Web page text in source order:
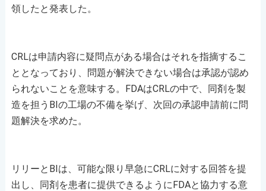
領したと発表した。
CRLは申請内容に疑問点がある場合はそれを指摘するこ
ととなっており、問題が解決できない場合は承認が認め
られないことを意味する。FDAはCRLの中で、同剤を製
造を担うBIの工場の不備を挙げ、次回の承認申請前に問
題解決を求めた。
リリーとBIは、可能な限り早急にCRLに対する回答を提
出し、同剤を患者に提供できるようにFDAと協力する意